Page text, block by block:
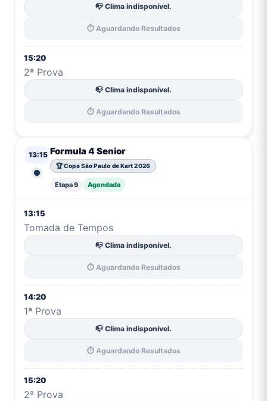
📭 Clima indisponível.
⏱️ Aguardando Resultados
15:20
2ª Prova
📭 Clima indisponível.
⏱️ Aguardando Resultados
13:15 Formula 4 Senior
🏆 Copa São Paulo de Kart 2026
Etapa 9 Agendada
13:15
Tomada de Tempos
📭 Clima indisponível.
⏱️ Aguardando Resultados
14:20
1ª Prova
📭 Clima indisponível.
⏱️ Aguardando Resultados
15:20
2ª Prova